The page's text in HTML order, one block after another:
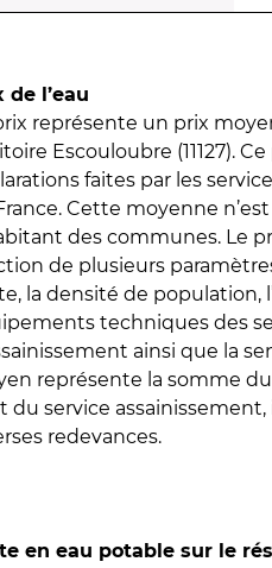
de l’eau
représente un prix
Escouloubre (11127).
faites par les
Cette moyenne
des communes. Le
de plusieurs
la densité de population,
techniques des
ainsi que la
représente la somme
du service
redevances.
en eau potable sur le